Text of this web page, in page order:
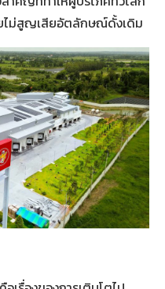
ไม่สูญเสียอัตลักษณ์ดั้งเดิม